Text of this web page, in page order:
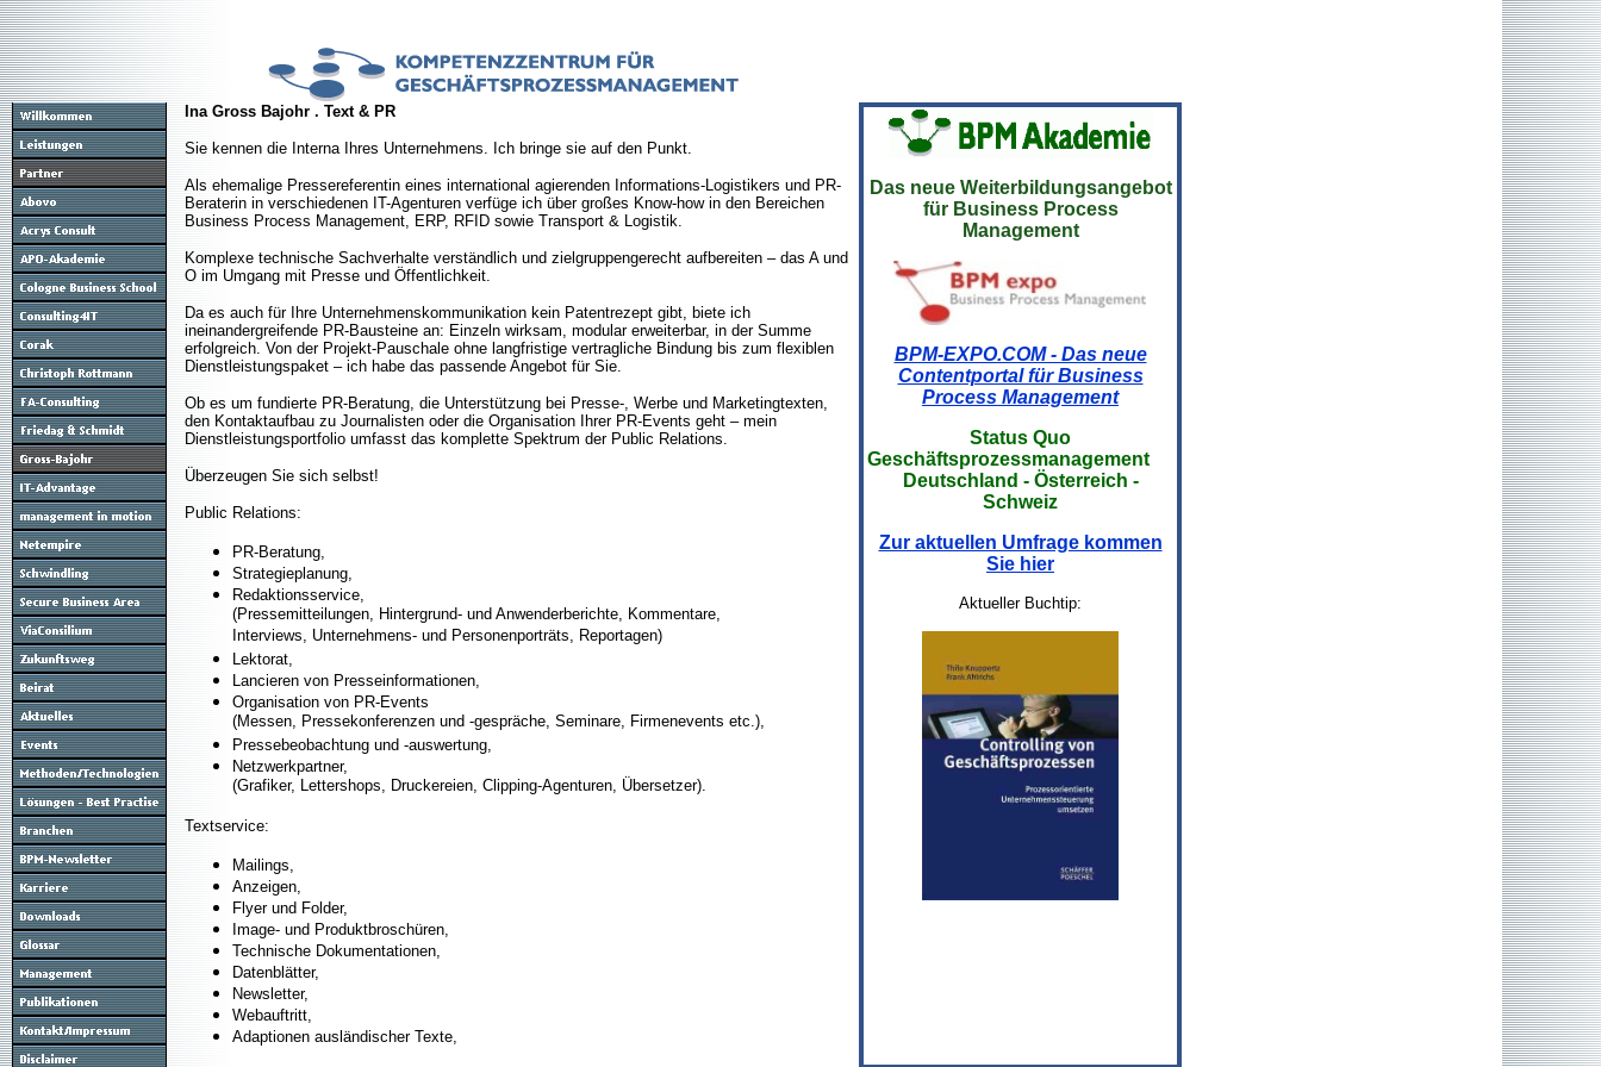
Ina Gross Bajohr . Text & PR
Sie kennen die Interna Ihres Unternehmens. Ich bringe sie auf den Punkt.
Als ehemalige Pressereferentin eines international agierenden Informations-Logistikers und PR-
Beraterin in verschiedenen IT-Agenturen verfüge ich über großes Know-how in den Bereichen
Business Process Management, ERP, RFID sowie Transport & Logistik.
Komplexe technische Sachverhalte verständlich und zielgruppengerecht aufbereiten – das A und
O im Umgang mit Presse und Öffentlichkeit.
Da es auch für Ihre Unternehmenskommunikation kein Patentrezept gibt, biete ich
ineinandergreifende PR-Bausteine an: Einzeln wirksam, modular erweiterbar, in der Summe
erfolgreich. Von der Projekt-Pauschale ohne langfristige vertragliche Bindung bis zum flexiblen
Dienstleistungspaket – ich habe das passende Angebot für Sie.
Ob es um fundierte PR-Beratung, die Unterstützung bei Presse-, Werbe und Marketingtexten,
den Kontaktaufbau zu Journalisten oder die Organisation Ihrer PR-Events geht – mein
Dienstleistungsportfolio umfasst das komplette Spektrum der Public Relations.
Überzeugen Sie sich selbst!
Public Relations:
PR-Beratung,
Strategieplanung,
Redaktionsservice,
(Pressemitteilungen, Hintergrund- und Anwenderberichte, Kommentare,
Interviews, Unternehmens- und Personenporträts, Reportagen)
Lektorat,
Lancieren von Presseinformationen,
Organisation von PR-Events
(Messen, Pressekonferenzen und -gespräche, Seminare, Firmenevents etc.),
Pressebeobachtung und -auswertung,
Netzwerkpartner,
(Grafiker, Lettershops, Druckereien, Clipping-Agenturen, Übersetzer).
Textservice:
Mailings,
Anzeigen,
Flyer und Folder,
Image- und Produktbroschüren,
Technische Dokumentationen,
Datenblätter,
Newsletter,
Webauftritt,
Adaptionen ausländischer Texte,
Das neue Weiterbildungsangebot
für Business Process
Management
BPM-EXPO.COM - Das neue
Contentportal für Business
Process Management
Status Quo
Geschäftsprozessmanagement
Deutschland - Österreich -
Schweiz
Zur aktuellen Umfrage kommen
Sie hier
Aktueller Buchtip: